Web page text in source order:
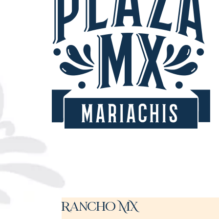
Rancho MX